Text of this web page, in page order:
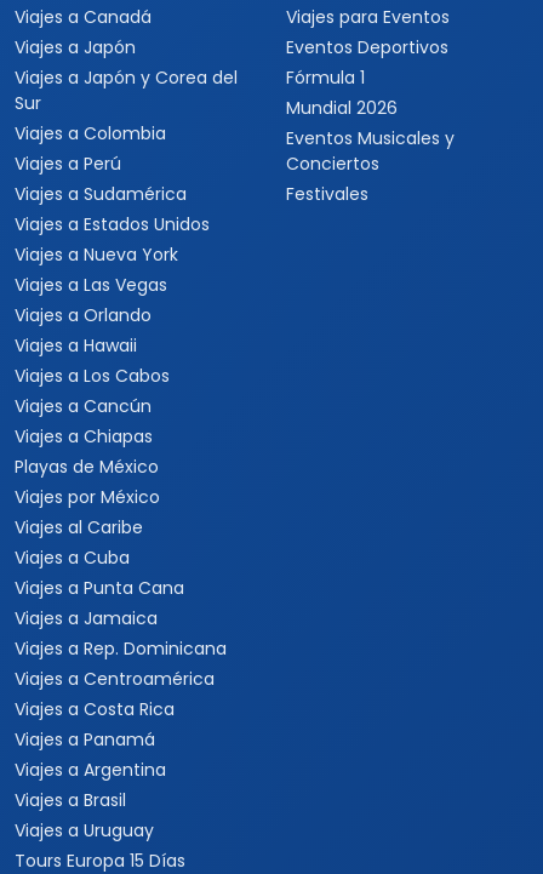
Viajes a Canadá
Viajes a Japón
Viajes a Japón y Corea del
Sur
Viajes a Colombia
Viajes a Perú
Viajes a Sudamérica
Viajes a Estados Unidos
Viajes a Nueva York
Viajes a Las Vegas
Viajes a Orlando
Viajes a Hawaii
Viajes a Los Cabos
Viajes a Cancún
Viajes a Chiapas
Playas de México
Viajes por México
Viajes al Caribe
Viajes a Cuba
Viajes a Punta Cana
Viajes a Jamaica
Viajes a Rep. Dominicana
Viajes a Centroamérica
Viajes a Costa Rica
Viajes a Panamá
Viajes a Argentina
Viajes a Brasil
Viajes a Uruguay
Tours Europa 15 Días
Viajes para Eventos
Eventos Deportivos
Fórmula 1
Mundial 2026
Eventos Musicales y
Conciertos
Festivales